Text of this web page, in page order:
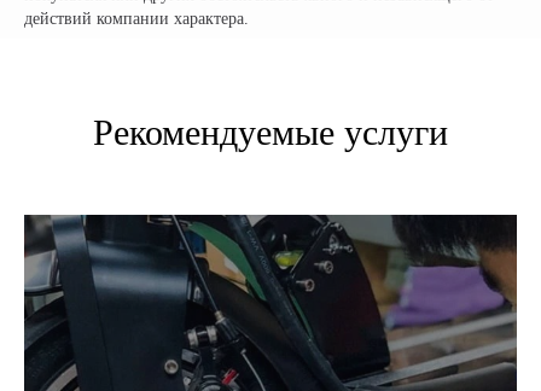
действий компании характера.
Рекомендуемые услуги